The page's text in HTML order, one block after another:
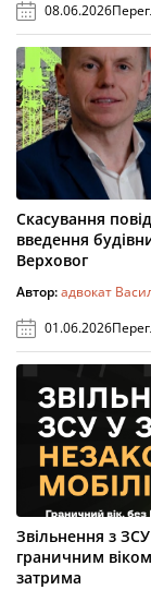
08.06.2026
Скасування
введення
Верховог
Автор:адвокат
01.06.2026
Звільнення з
граничним
затрима